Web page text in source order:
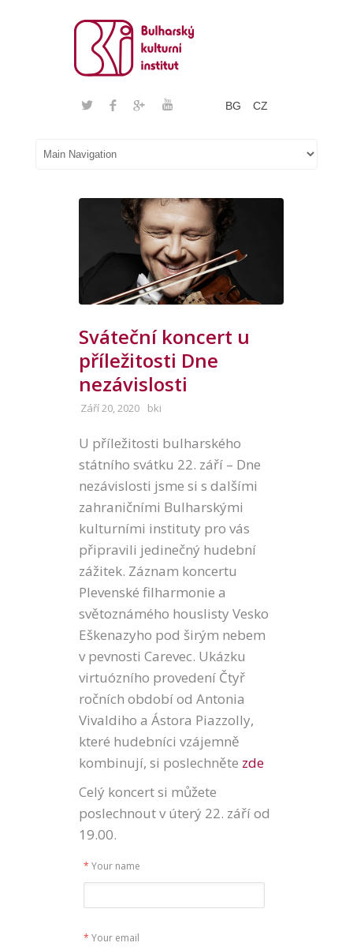
BG CZ
Sváteční koncert u
příležitosti Dne
nezávislosti
Září 20, 2020 bki
U příležitosti bulharského
státního svátku 22. září – Dne
nezávislosti jsme si s dalšími
zahraničními Bulharskými
kulturními instituty pro vás
připravili jedinečný hudební
zážitek. Záznam koncertu
Plevenské filharmonie a
světoznámého houslisty Vesko
Eškenazyho pod širým nebem
v pevnosti Carevec. Ukázku
virtuózního provedení Čtyř
ročních období od Antonia
Vivaldiho a Ástora Piazzolly,
které hudebníci vzájemně
kombinují, si poslechněte zde
Celý koncert si můžete
poslechnout v úterý 22. září od
19.00.
* Your name
* Your email